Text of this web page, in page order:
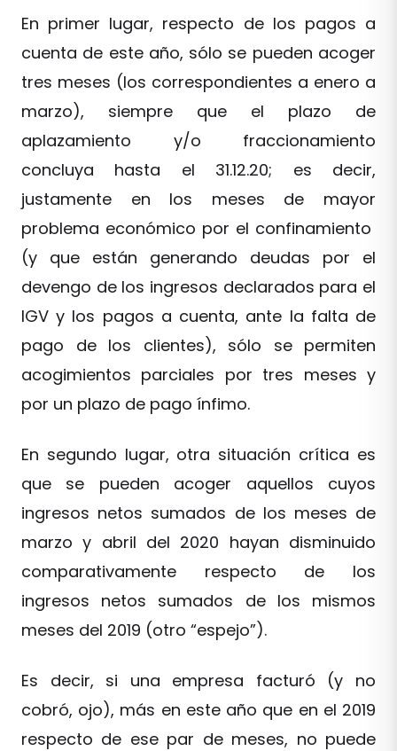
En primer lugar, respecto de los pagos a
cuenta de este año, sólo se pueden acoger
tres meses (los correspondientes a enero a
marzo), siempre que el plazo de
aplazamiento y/o fraccionamiento
concluya hasta el 31.12.20; es decir,
justamente en los meses de mayor
problema económico por el confinamiento
(y que están generando deudas por el
devengo de los ingresos declarados para el
IGV y los pagos a cuenta, ante la falta de
pago de los clientes), sólo se permiten
acogimientos parciales por tres meses y
por un plazo de pago ínfimo.
En segundo lugar, otra situación crítica es
que se pueden acoger aquellos cuyos
ingresos netos sumados de los meses de
marzo y abril del 2020 hayan disminuido
comparativamente respecto de los
ingresos netos sumados de los mismos
meses del 2019 (otro “espejo”).
Es decir, si una empresa facturó (y no
cobró, ojo), más en este año que en el 2019
respecto de ese par de meses, no puede